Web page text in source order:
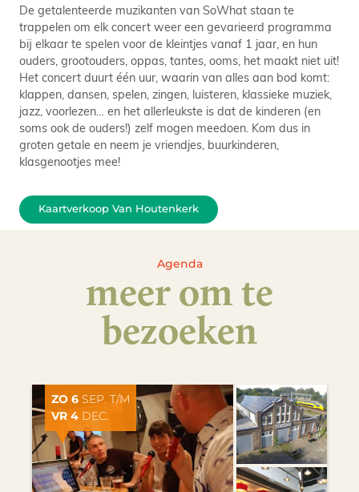
De getalenteerde muzikanten van SoWhat staan te
trappelen om elk concert weer een gevarieerd programma
bij elkaar te spelen voor de kleintjes vanaf 1 jaar, en hun
ouders, grootouders, oppas, tantes, ooms, het maakt niet uit!
Het concert duurt één uur, waarin van alles aan bod komt:
klappen, dansen, spelen, zingen, luisteren, klassieke muziek,
jazz, voorlezen… en het allerleukste is dat de kinderen (en
soms ook de ouders!) zelf mogen meedoen. Kom dus in
groten getale en neem je vriendjes, buurkinderen,
klasgenootjes mee!
Kaartverkoop Van Houtenkerk
Agenda
meer om te
bezoeken
ZO 6 SEP. T/M
VR 4 DEC.